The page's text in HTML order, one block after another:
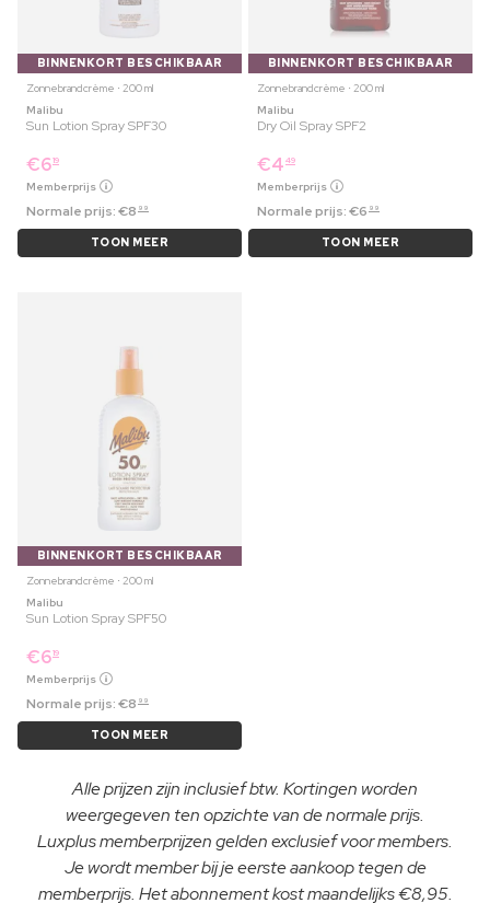
BINNENKORT BESCHIKBAAR
Zonnebrandcrème ⋅ 200 ml
Malibu
Sun Lotion Spray SPF30
€619
Memberprijs
Normale prijs:€8 99
TOON MEER
BINNENKORT BESCHIKBAAR
Zonnebrandcrème ⋅ 200 ml
Malibu
Dry Oil Spray SPF2
€4 49
Memberprijs
Normale prijs:€6 99
TOON MEER
BINNENKORT BESCHIKBAAR
Zonnebrandcrème ⋅ 200 ml
Malibu
Sun Lotion Spray SPF50
€619
Memberprijs
Normale prijs:€8 99
TOON MEER
Alle prijzen zijn inclusief btw. Kortingen worden
weergegeven ten opzichte van de normale prijs.
Luxplus memberprijzen gelden exclusief voor members.
Je wordt member bij je eerste aankoop tegen de
memberprijs. Het abonnement kost maandelijks €8,95.